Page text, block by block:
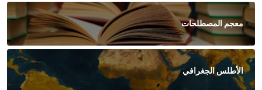
معجم المصطلحات
الأطلس الجغرافي